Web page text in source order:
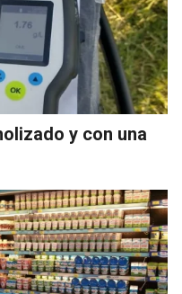
y con una